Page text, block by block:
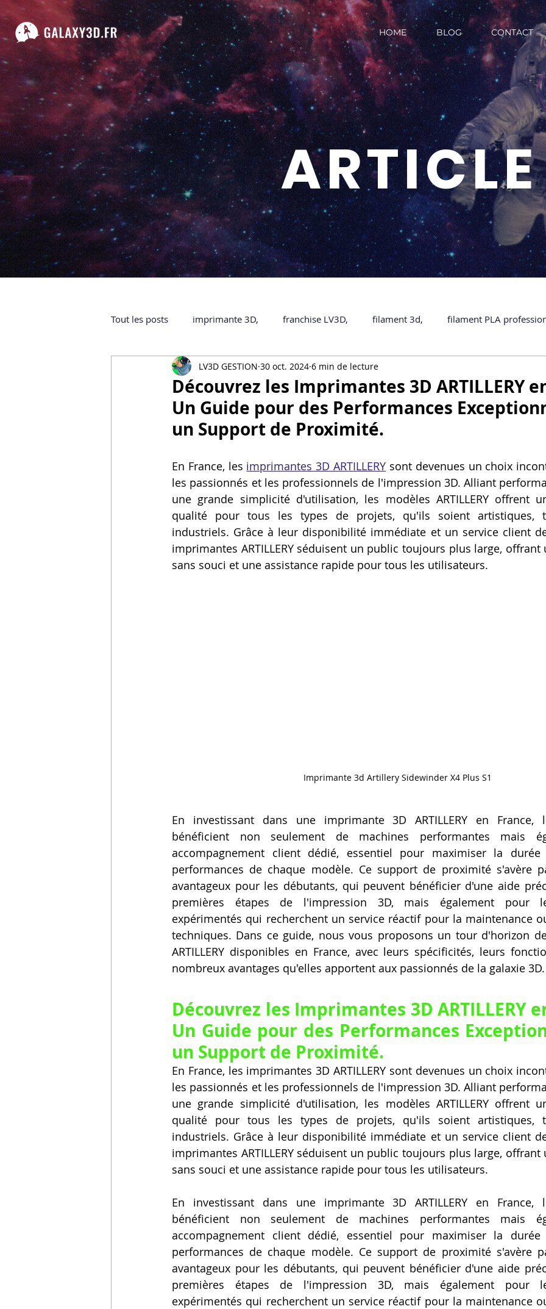
HOME BLOG CONTACT
ARTICLE
Tout les posts imprimante 3D, franchise LV3D, filament 3d, filament PLA
impression 3D à la demande Accessoires imprimante 3D professionelle
ARTILLERY 3D Formation impression 3D SCANNER 3D impression
certifiée QUALIOPI Refaire une piece en 3D Formation 3D en ligne. Formation 3D
Creality Hi combo Artillery M1 Pro Filament PLA Service administratif en ligne
Vidéos sur l'impression 3D, Artillery M1 pro Creality HI combo Filament PETG
Découvrez les Imprimantes 3D ARTILLERY
Un Guide pour des Performances
un Support de Proximité.
LV3D GESTION 30 oct. 2024 6 min de lecture
En France, les imprimantes 3D ARTILLERY sont devenues un choix
les passionnés et les professionnels de l'impression 3D. Alliant
une grande simplicité d'utilisation, les modèles ARTILLERY offrent
qualité pour tous les types de projets, qu'ils soient artistiques,
industriels. Grâce à leur disponibilité immédiate et un service client
imprimantes ARTILLERY séduisent un public toujours plus large, offrant
sans souci et une assistance rapide pour tous les utilisateurs.
Imprimante 3d Artillery Sidewinder X4 Plus S1
En investissant dans une imprimante 3D ARTILLERY en France,
bénéficient non seulement de machines performantes mais
accompagnement client dédié, essentiel pour maximiser la
performances de chaque modèle. Ce support de proximité s'avère
avantageux pour les débutants, qui peuvent bénéficier d'une aide
premières étapes de l'impression 3D, mais également pour
expérimentés qui recherchent un service réactif pour la maintenance
techniques. Dans ce guide, nous vous proposons un tour d'horizon
ARTILLERY disponibles en France, avec leurs spécificités, leurs
nombreux avantages qu'elles apportent aux passionnés de la galaxie 3D.
Découvrez les Imprimantes 3D ARTILLERY
Un Guide pour des Performances
un Support de Proximité.
En France, les imprimantes 3D ARTILLERY sont devenues un choix
les passionnés et les professionnels de l'impression 3D. Alliant
une grande simplicité d'utilisation, les modèles ARTILLERY offrent
qualité pour tous les types de projets, qu'ils soient artistiques,
industriels. Grâce à leur disponibilité immédiate et un service client
imprimantes ARTILLERY séduisent un public toujours plus large, offrant
sans souci et une assistance rapide pour tous les utilisateurs.
En investissant dans une imprimante 3D ARTILLERY en France,
bénéficient non seulement de machines performantes mais
accompagnement client dédié, essentiel pour maximiser la
performances de chaque modèle. Ce support de proximité s'avère
avantageux pour les débutants, qui peuvent bénéficier d'une aide
premières étapes de l'impression 3D, mais également pour
expérimentés qui recherchent un service réactif pour la maintenance